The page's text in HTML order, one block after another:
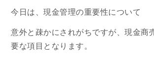
今日は、現金管理の重要性について
意外と疎かにされがちですが、現金商
要な項目となります。